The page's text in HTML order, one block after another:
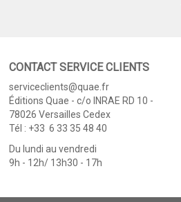
CONTACT SERVICE CLIENTS
serviceclients@quae.fr
Éditions Quae - c/o INRAE RD 10 -
78026 Versailles Cedex
Tél : +33 6 33 35 48 40
Du lundi au vendredi
9h - 12h/ 13h30 - 17h